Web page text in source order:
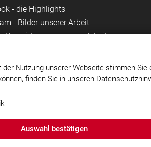
- die Highlights
- Bilder unserer Arbeit
Kurzvideos zu unserer Arbeit
Starnberg
Nutzung unserer Webseite stimmen
finden Sie in unseren
Auswahl bestätigen